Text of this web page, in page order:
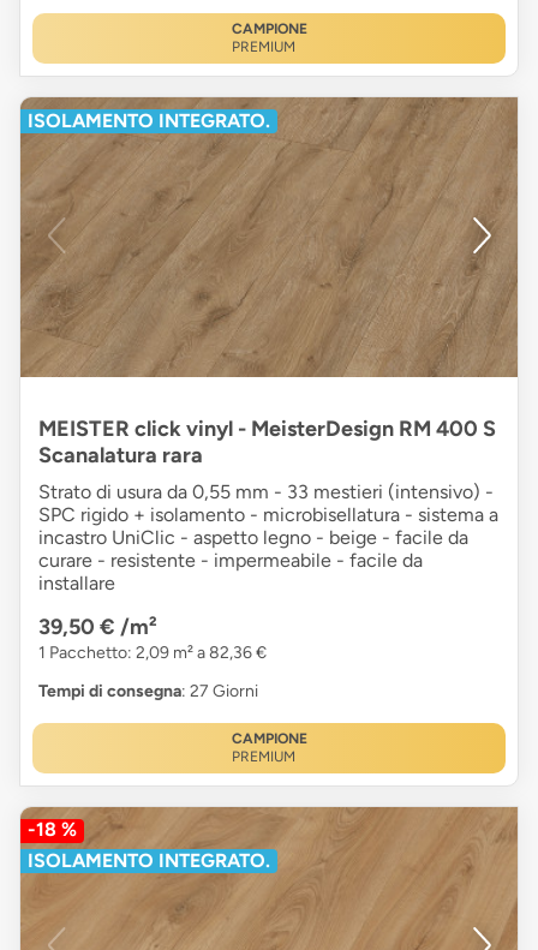
CAMPIONE
PREMIUM
ISOLAMENTO INTEGRATO.
MEISTER click vinyl - MeisterDesign RM 400 S
Scanalatura rara
Strato di usura da 0,55 mm - 33 mestieri (intensivo) -
SPC rigido + isolamento - microbisellatura - sistema a
incastro UniClic - aspetto legno - beige - facile da
curare - resistente - impermeabile - facile da
installare
39,50 € /m²
1 Pacchetto: 2,09 m² a 82,36 €
Tempi di consegna: 27 Giorni
CAMPIONE
PREMIUM
-18 %
ISOLAMENTO INTEGRATO.